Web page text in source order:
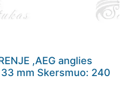
,AEG anglies
mm Skersmuo: 240